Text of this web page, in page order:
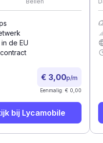
de EU
€ 3,00p/m
Eenmalig: € 0,00
bij Lycamobile